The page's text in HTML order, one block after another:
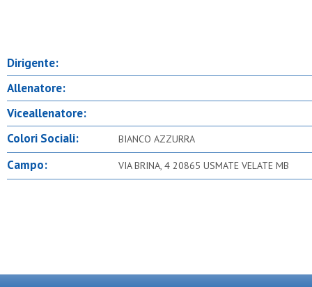
Dirigente:
Allenatore:
Viceallenatore:
Colori Sociali:
BIANCO AZZURRA
Campo: VIA BRINA, 4 20865 USMATE VELATE MB